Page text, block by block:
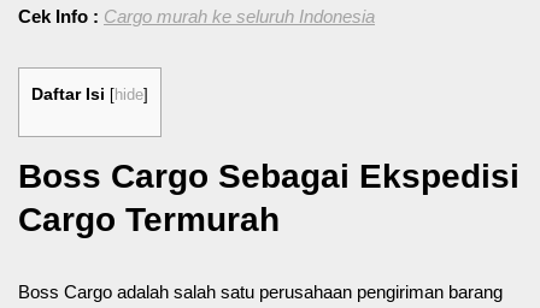
Cek Info : Cargo murah ke seluruh Indonesia
Daftar Isi [hide]
Boss Cargo Sebagai Ekspedisi
Cargo Termurah
Boss Cargo adalah salah satu perusahaan pengiriman barang